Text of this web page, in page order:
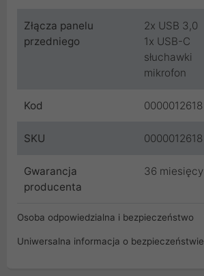
Złącza panelu
przedniego
2x USB 3,0
1x USB-C
słuchawki
mikrofon
Kod 0000012618
SKU 0000012618
Gwarancja
producenta
36 miesięcy
Osoba odpowiedzialna i bezpieczeństwo
Uniwersalna informacja o bezpieczeństwie